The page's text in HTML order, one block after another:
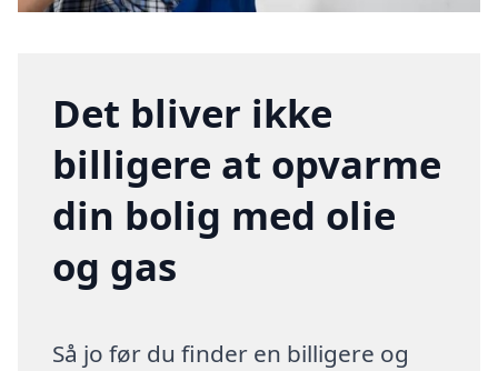
Det bliver ikke
billigere at opvarme
din bolig med olie
og gas
Så jo før du finder en billigere og